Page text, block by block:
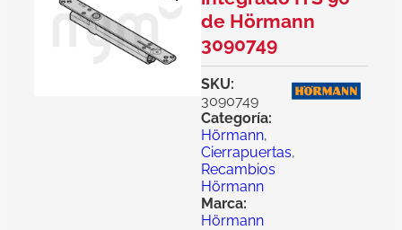
de Hörmann
3090749
SKU:
3090749
Categoría:
Hörmann,
Cierrapuertas,
Recambios
Hörmann
Marca:
Hörmann